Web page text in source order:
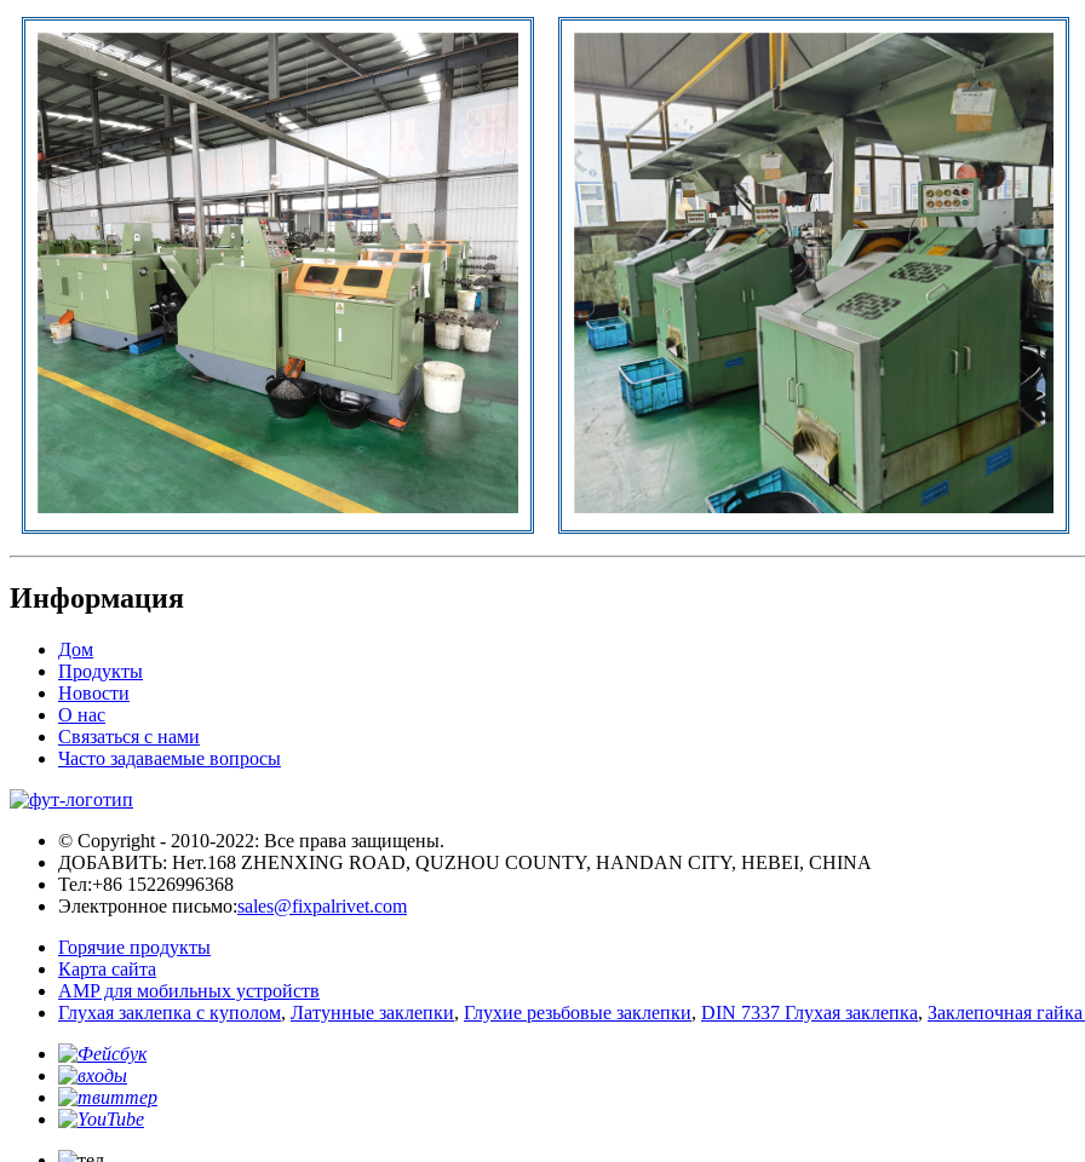
Информация
Дом
Продукты
Новости
О нас
Связаться с нами
Часто задаваемые вопросы
© Copyright - 2010-2022: Все права защищены.
ДОБАВИТЬ: Нет.168 ZHENXING ROAD, QUZHOU COUNTY, HANDAN CITY, HEBEI, CHINA
Тел:+86 15226996368
Электронное письмо:sales@fixpalrivet.com
Горячие продукты
Карта сайта
AMP для мобильных устройств
Глухая заклепка с куполом, Латунные заклепки, Глухие резьбовые заклепки, DIN 7337 Глухая заклепка, Заклепочная